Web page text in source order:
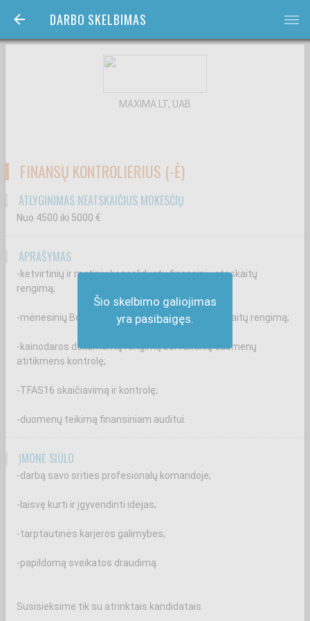
DARBO SKELBIMAS bars
Šio skelbimo galiojimas
yra pasibaigęs.
MAXIMA LT, UAB
FINANSŲ KONTROLIERIUS (-Ė)
ATLYGINIMAS NEATSKAIČIUS MOKESČIŲ
Nuo 4500 iki 5000 €
APRAŠYMAS
-ketvirtinių ir metinių konsoliduotų finansinių ataskaitų
rengimą;
-mėnesinių Bendrovės ir dukterinių įmonių ataskaitų rengimą;
-kainodaros dokumentų rengimą bei faktinių duomenų
atitikmens kontrolę;
-TFAS16 skaičiavimą ir kontrolę;
-duomenų teikimą finansiniam auditui.
ĮMONĖ SIŪLO
-darbą savo srities profesionalų komandoje;
-laisvę kurti ir įgyvendinti idėjas;
-tarptautinės karjeros galimybes;
-papildomą sveikatos draudimą.
Susisieksime tik su atrinktais kandidatais.